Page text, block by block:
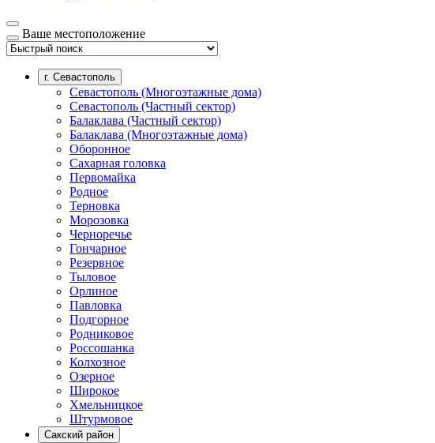
Ваше местоположение
г. Севастополь
Севастополь (Многоэтажные дома)
Севастополь (Частный сектор)
Балаклава (Частный сектор)
Балаклава (Многоэтажные дома)
Оборонное
Сахарная головка
Первомайка
Родное
Терновка
Морозовка
Черноречье
Гончарное
Резервное
Тыловое
Орлиное
Павловка
Подгорное
Родниковое
Россошанка
Колхозное
Озерное
Широкое
Хмельницкое
Штурмовое
Сакский район